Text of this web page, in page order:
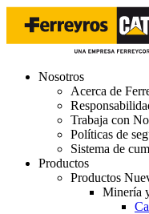
Nosotros
Acerca de
Trabaja con
Políticas de
Sistema de
Productos
Productos
Minería